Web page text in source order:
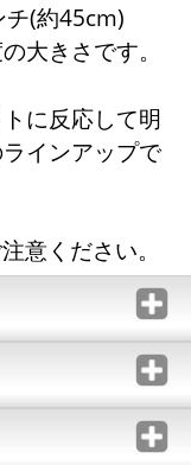
チ(約45cm)
大きさです。
に反応して明
インアップで
意ください。